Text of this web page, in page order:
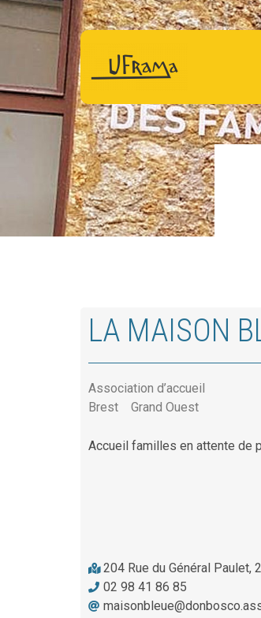
LA MAISON
Association d’accueil
Brest
Grand Ouest
Accueil familles en attente de
204 Rue du Général Paulet,
02 98 41 86 85